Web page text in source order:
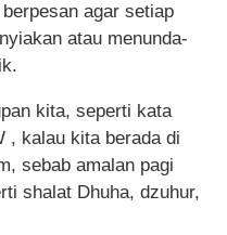
agar setiap
atau menunda-
kita, seperti kata
, kalau kita berada di
sebab amalan pagi
shalat Dhuha, dzuhur,